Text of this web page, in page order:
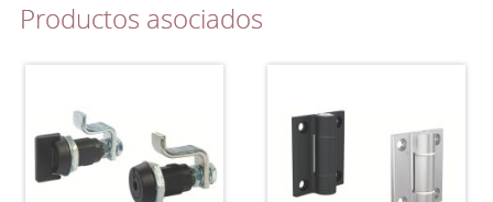
Productos asociados